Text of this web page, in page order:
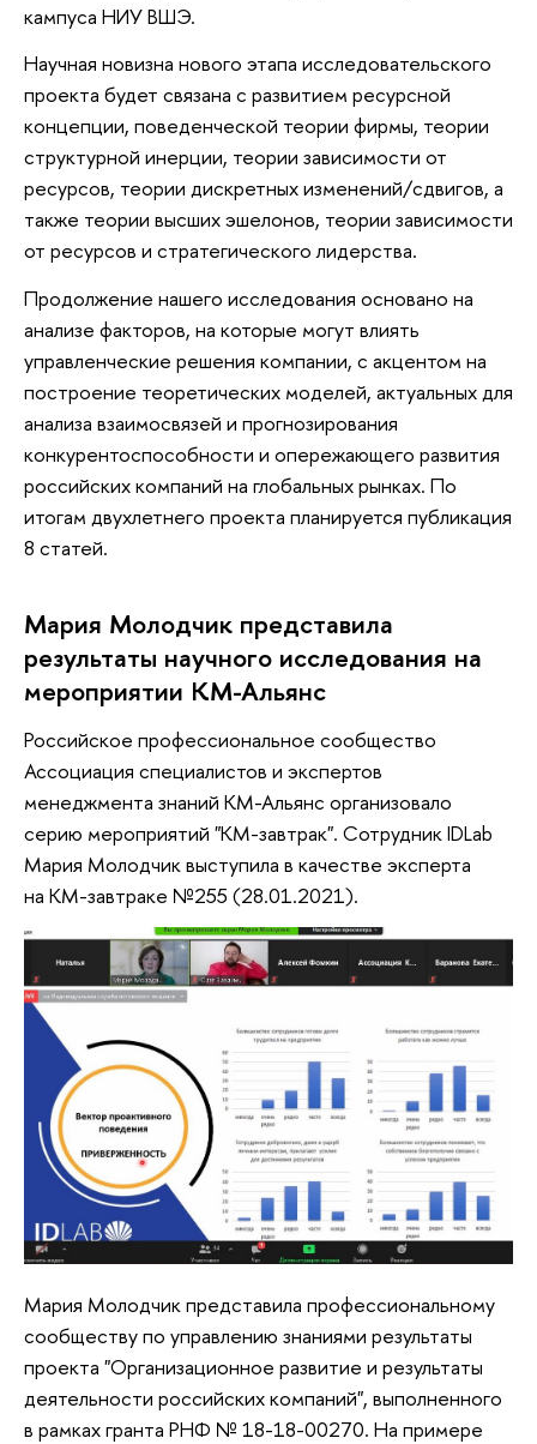
кампуса НИУ ВШЭ.
Научная новизна нового этапа исследовательского
проекта будет связана с развитием ресурсной
концепции, поведенческой теории фирмы, теории
структурной инерции, теории зависимости от
ресурсов, теории дискретных изменений/сдвигов, а
также теории высших эшелонов, теории зависимости
от ресурсов и стратегического лидерства.
Продолжение нашего исследования основано на
анализе факторов, на которые могут влиять
управленческие решения компании, с акцентом на
построение теоретических моделей, актуальных для
анализа взаимосвязей и прогнозирования
конкурентоспособности и опережающего развития
российских компаний на глобальных рынках. По
итогам двухлетнего проекта планируется публикация
8 статей.
Мария Молодчик представила
результаты научного исследования на
мероприятии КМ-Альянс
Российское профессиональное сообщество
Ассоциация специалистов и экспертов
менеджмента знаний КМ-Альянс организовало
серию мероприятий "КМ-завтрак". Сотрудник IDLab
Мария Молодчик выступила в качестве эксперта
на КМ-завтраке №255 (28.01.2021).
Мария Молодчик представила профессиональному
сообществу по управлению знаниями результаты
проекта "Организационное развитие и результаты
деятельности российских компаний", выполненного
в рамках гранта РНФ № 18-18-00270. На примере